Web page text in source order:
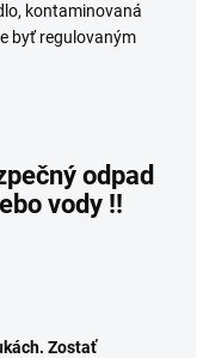
kontaminovaná
byť regulovaným
odpad
vody !!
Zostať